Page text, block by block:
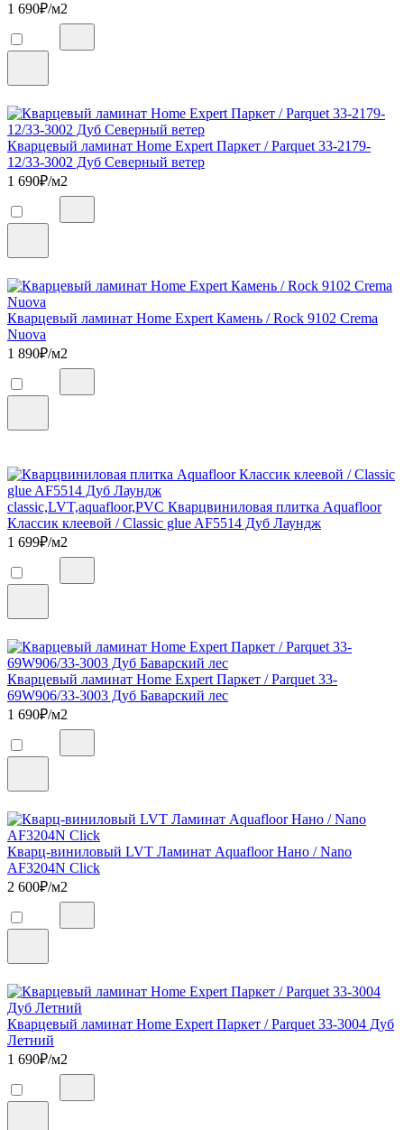
1 690₽/м2
Кварцевый ламинат Home Expert Паркет / Parquet 33-2179-
12/33-3002 Дуб Северный ветер
1 690₽/м2
Кварцевый ламинат Home Expert Камень / Rock 9102 Crema
Nuova
1 890₽/м2
classic,LVT,aquafloor,PVC Кварцвиниловая плитка Aquafloor
Классик клеевой / Classic glue AF5514 Дуб Лаундж
1 699₽/м2
Кварцевый ламинат Home Expert Паркет / Parquet 33-
69W906/33-3003 Дуб Баварский лес
1 690₽/м2
Кварц-виниловый LVT Ламинат Aquafloor Нано / Nano
AF3204N Click
2 600₽/м2
Кварцевый ламинат Home Expert Паркет / Parquet 33-3004 Дуб
Летний
1 690₽/м2